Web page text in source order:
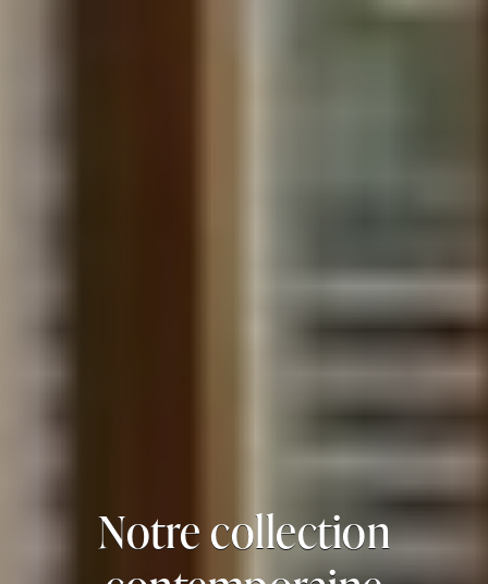
Notre collection